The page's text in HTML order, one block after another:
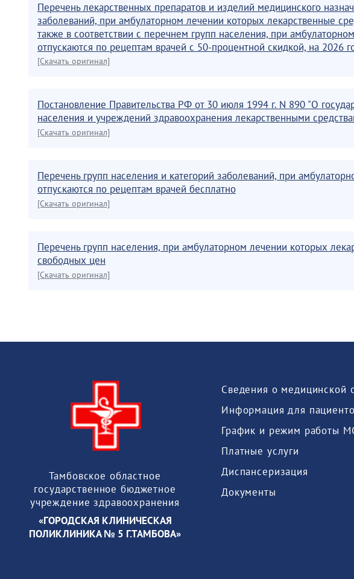
Перечень лекарственных препаратов и изделий медицинского
заболеваний, при амбулаторном лечении которых лекарственные
также в соответствии с перечнем групп населения, при
отпускаются по рецептам врачей с 50-процентной скидкой, на 2026
[Скачать оригинал]
Постановление Правительства РФ от 30 июля 1994 г. N 890 "О
населения и учреждений здравоохранения лекарственными
[Скачать оригинал]
Перечень групп населения и категорий заболеваний, при
отпускаются по рецептам врачей бесплатно
[Скачать оригинал]
Перечень групп населения, при амбулаторном лечении которых
свободных цен
[Скачать оригинал]
Тамбовское областное
государственное бюджетное
учреждение здравоохранения
«ГОРОДСКАЯ КЛИНИЧЕСКАЯ
ПОЛИКЛИНИКА № 5 Г.ТАМБОВА»
Информация для
График и режим работы
Платные услуги
Диспансеризация
Документы